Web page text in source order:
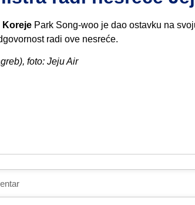
Koreje Park Song-woo je dao ostavku na
radi ove nesreće.
foto: Jeju Air